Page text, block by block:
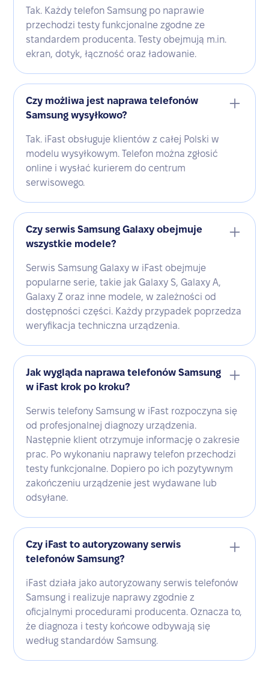
Tak. Każdy telefon Samsung po naprawie
przechodzi testy funkcjonalne zgodne ze
standardem producenta. Testy obejmują m.in.
ekran, dotyk, łączność oraz ładowanie.
Czy możliwa jest naprawa telefonów
Samsung wysyłkowo?
Tak. iFast obsługuje klientów z całej Polski w
modelu wysyłkowym. Telefon można zgłosić
online i wysłać kurierem do centrum
serwisowego.
Czy serwis Samsung Galaxy obejmuje
wszystkie modele?
Serwis Samsung Galaxy w iFast obejmuje
popularne serie, takie jak Galaxy S, Galaxy A,
Galaxy Z oraz inne modele, w zależności od
dostępności części. Każdy przypadek poprzedza
weryfikacja techniczna urządzenia.
Jak wygląda naprawa telefonów Samsung
w iFast krok po kroku?
Serwis telefony Samsung w iFast rozpoczyna się
od profesjonalnej diagnozy urządzenia.
Następnie klient otrzymuje informację o zakresie
prac. Po wykonaniu naprawy telefon przechodzi
testy funkcjonalne. Dopiero po ich pozytywnym
zakończeniu urządzenie jest wydawane lub
odsyłane.
Czy iFast to autoryzowany serwis
telefonów Samsung?
iFast działa jako autoryzowany serwis telefonów
Samsung i realizuje naprawy zgodnie z
oficjalnymi procedurami producenta. Oznacza to,
że diagnoza i testy końcowe odbywają się
według standardów Samsung.